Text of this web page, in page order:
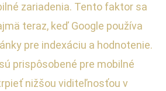
zariadenia. Tento faktor sa
teraz, keď Google používa
pre indexáciu a hodnotenie.
prispôsobené pre mobilné
nižšou viditeľnosťou v